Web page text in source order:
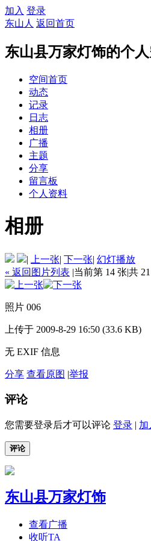
加入 登录
东山人 返回首页
东山县万家灯饰的个人
空间首页
动态
记录
日志
相册
广播
主题
分享
留言板
个人资料
相册
| 上一张| 下一张| 幻灯播放
« 返回图片列表 |当前第 14 张|共
照片 006
上传于 2009-8-29 16:50 (33.6 KB)
无 EXIF 信息
分享 查看原图 |举报
评论
您需要登录后才可以评论 登录 | 加
评论
东山县万家灯饰
查看广播
收听TA